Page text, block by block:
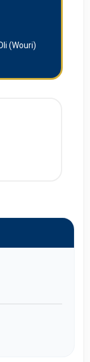
(Wouri)